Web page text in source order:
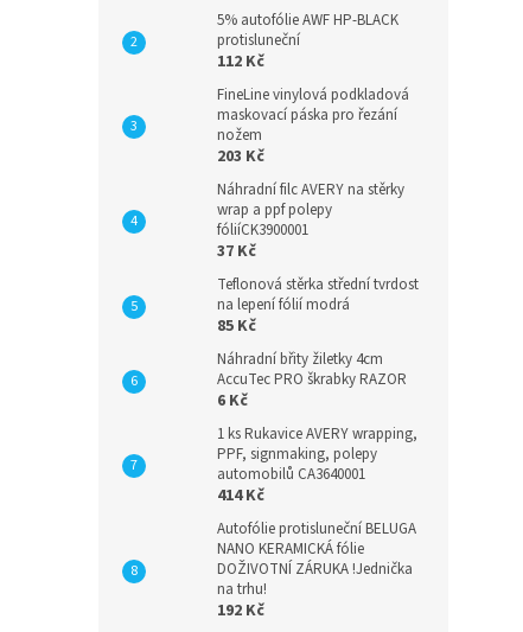
5% autofólie AWF HP-BLACK
protisluneční
112 Kč
FineLine vinylová podkladová
maskovací páska pro řezání
nožem
203 Kč
Náhradní filc AVERY na stěrky
wrap a ppf polepy
fóliíCK3900001
37 Kč
Teflonová stěrka střední tvrdost
na lepení fólií modrá
85 Kč
Náhradní břity žiletky 4cm
AccuTec PRO škrabky RAZOR
6 Kč
1 ks Rukavice AVERY wrapping,
PPF, signmaking, polepy
automobilů CA3640001
414 Kč
Autofólie protisluneční BELUGA
NANO KERAMICKÁ fólie
DOŽIVOTNÍ ZÁRUKA !Jednička
na trhu!
192 Kč